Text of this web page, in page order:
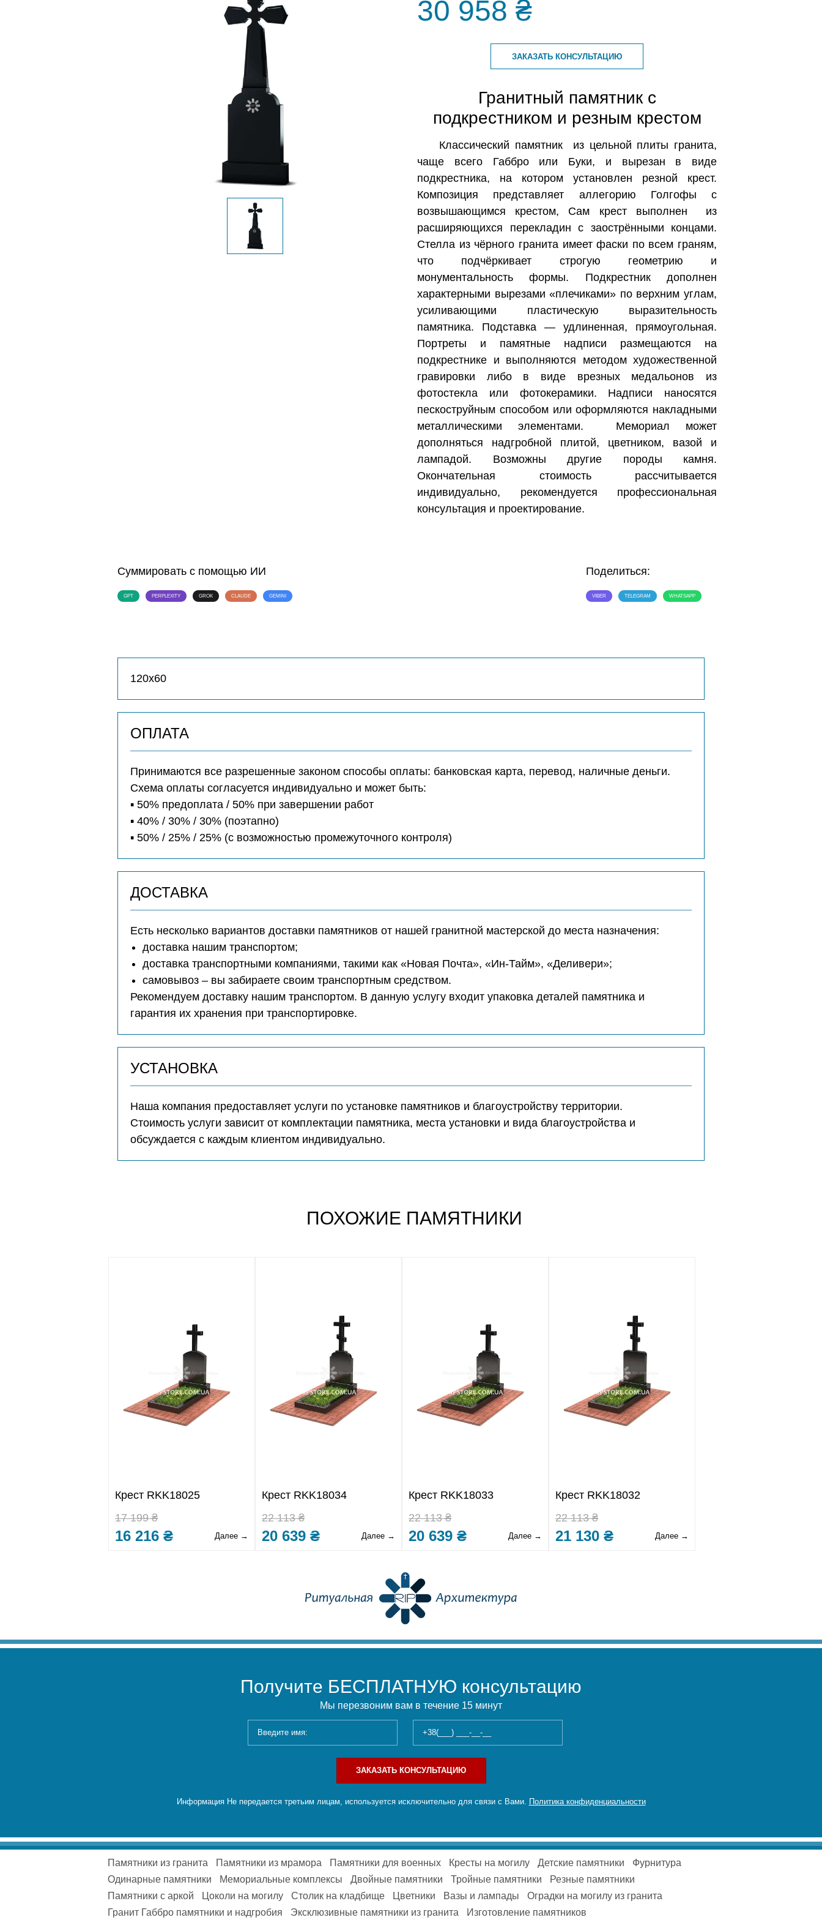
30 958 ₴
ЗАКАЗАТЬ КОНСУЛЬТАЦИЮ
Гранитный памятник с
подкрестником и резным крестом
Классический памятник из цельной плиты гранита,
чаще всего Габбро или Буки, и вырезан в виде
подкрестника, на котором установлен резной крест.
Композиция представляет аллегорию Голгофы с
возвышающимся крестом, Сам крест выполнен из
расширяющихся перекладин с заострёнными концами.
Стелла из чёрного гранита имеет фаски по всем граням,
что подчёркивает строгую геометрию и
монументальность формы. Подкрестник дополнен
характерными вырезами «плечиками» по верхним углам,
усиливающими пластическую выразительность
памятника. Подставка — удлиненная, прямоугольная.
Портреты и памятные надписи размещаются на
подкрестнике и выполняются методом художественной
гравировки либо в виде врезных медальонов из
фотостекла или фотокерамики. Надписи наносятся
пескоструйным способом или оформляются накладными
металлическими элементами. Мемориал может
дополняться надгробной плитой, цветником, вазой и
лампадой. Возможны другие породы камня.
Окончательная стоимость рассчитывается
индивидуально, рекомендуется профессиональная
консультация и проектирование.
Суммировать с помощью ИИ
GPT PERPLEXITY GROK CLAUDE GEMINI
Поделиться:
VIBER TELEGRAM WHATSAPP
120х60
ОПЛАТА
Принимаются все разрешенные законом способы оплаты: банковская карта, перевод, наличные деньги.
Схема оплаты согласуется индивидуально и может быть:
▪️ 50% предоплата / 50% при завершении работ
▪️ 40% / 30% / 30% (поэтапно)
▪️ 50% / 25% / 25% (с возможностью промежуточного контроля)
ДОСТАВКА
Есть несколько вариантов доставки памятников от нашей гранитной мастерской до места назначения:
доставка нашим транспортом;
доставка транспортными компаниями, такими как «Новая Почта», «Ин-Тайм», «Деливери»;
самовывоз – вы забираете своим транспортным средством.
Рекомендуем доставку нашим транспортом. В данную услугу входит упаковка деталей памятника и
гарантия их хранения при транспортировке.
УСТАНОВКА
Наша компания предоставляет услуги по установке памятников и благоустройству территории.
Стоимость услуги зависит от комплектации памятника, места установки и вида благоустройства и
обсуждается с каждым клиентом индивидуально.
ПОХОЖИЕ ПАМЯТНИКИ
Крест RKK18025
17 199 ₴
16 216 ₴ Далее →
Крест RKK18034
22 113 ₴
20 639 ₴ Далее →
Крест RKK18033
22 113 ₴
20 639 ₴ Далее →
Крест RKK18032
22 113 ₴
21 130 ₴ Далее →
Получите БЕСПЛАТНУЮ консультацию
Мы перезвоним вам в течение 15 минут
ЗАКАЗАТЬ КОНСУЛЬТАЦИЮ
Информация Не передается третьим лицам, используется исключительно для связи с Вами. Политика конфиденциальности
Памятники из гранита Памятники из мрамора Памятники для военных Кресты на могилу Детские памятники
Фурнитура
Одинарные памятники
Мемориальные комплексы Двойные памятники Тройные памятники
Резные памятники
Памятники с аркой
Цоколи на могилу Столик на кладбище Цветники Вазы и лампады
Оградки на могилу из гранита
Гранит Габбро памятники и надгробия
Эксклюзивные памятники из гранита Изготовление памятников